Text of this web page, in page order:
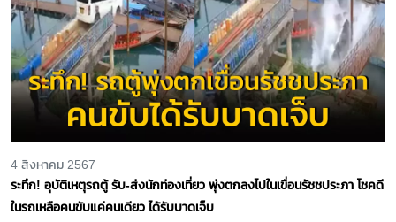
4 สิงหาคม 2567
ระทึก! อุบัติเหตุรถตู้ รับ-ส่งนักท่องเที่ยว พุ่งตกลงไปในเขื่อนรัชชประภา โชคดี
ในรถเหลือคนขับแค่คนเดียว ได้รับบาดเจ็บ